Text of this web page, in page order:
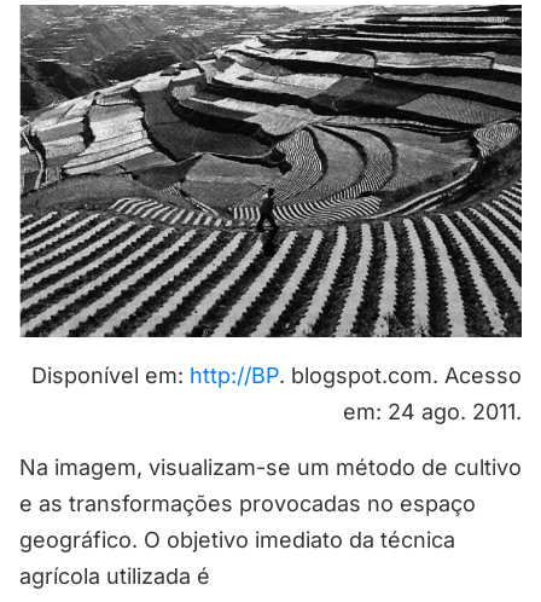
Disponível em: http://BP. blogspot.com. Acesso
em: 24 ago. 2011.
Na imagem, visualizam-se um método de cultivo
e as transformações provocadas no espaço
geográfico. O objetivo imediato da técnica
agrícola utilizada é